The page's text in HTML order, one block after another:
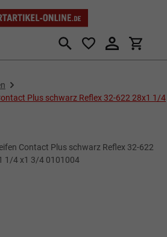
Plus schwarz Reflex 32-622 28x1 1/4